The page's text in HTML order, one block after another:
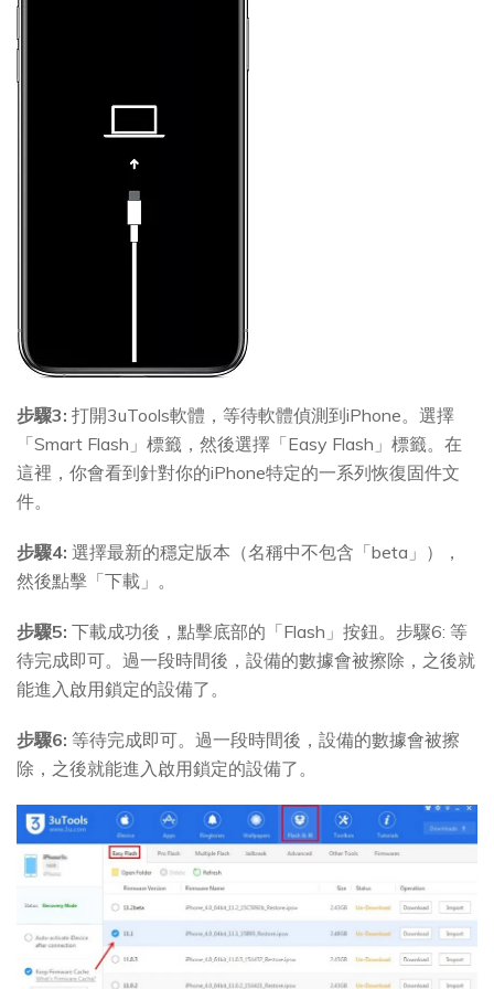
步驟3: 打開3uTools軟體，等待軟體偵測到iPhone。選擇
「Smart Flash」標籤，然後選擇「Easy Flash」標籤。在
這裡，你會看到針對你的iPhone特定的一系列恢復固件文
件。
步驟4: 選擇最新的穩定版本（名稱中不包含「beta」），
然後點擊「下載」。
步驟5: 下載成功後，點擊底部的「Flash」按鈕。步驟6: 等
待完成即可。過一段時間後，設備的數據會被擦除，之後就
能進入啟用鎖定的設備了。
步驟6: 等待完成即可。過一段時間後，設備的數據會被擦
除，之後就能進入啟用鎖定的設備了。